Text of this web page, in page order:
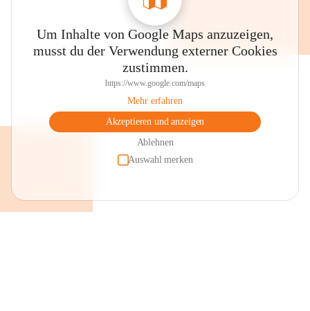
Um Inhalte von Google Maps anzuzeigen,
musst du der Verwendung externer Cookies
zustimmen.
https://www.google.com/maps
Mehr erfahren
Akzeptieren und anzeigen
Ablehnen
Auswahl merken